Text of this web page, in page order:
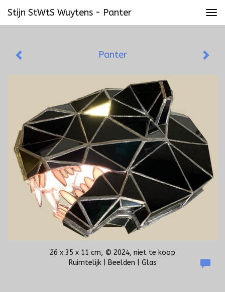
Stijn StWtS Wuytens - Panter
Panter
26 x 35 x 11 cm, © 2024, niet te koop
Ruimtelijk | Beelden | Glas